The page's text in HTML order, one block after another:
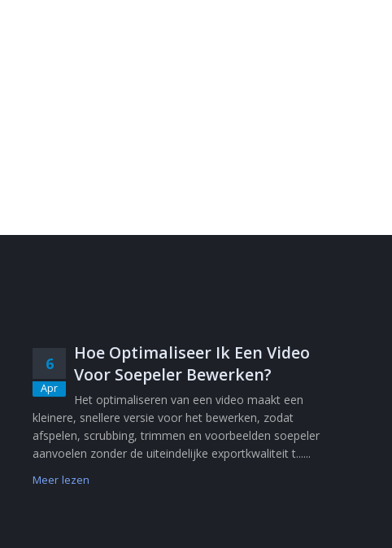
6
Apr
Hoe Optimaliseer Ik Een Video
Voor Soepeler Bewerken?
Het optimaliseren van een video maakt een
kleinere, snellere versie voor het bewerken, zodat
afspelen, scrubbing, trimmen en voorbeelden soepeler
aanvoelen zonder de uiteindelijke exportkwaliteit t......
Meer lezen